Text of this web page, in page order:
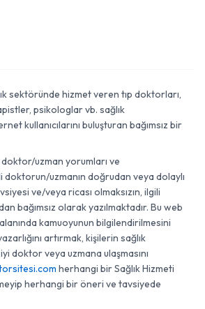
sektöründe hizmet veren tıp doktorları,
psikologlar vb. sağlık
kullanıcılarını buluşturan bağımsız bir
uzman yorumları ve
uzmanın doğrudan veya dolaylı
ve/veya ricası olmaksızın, ilgili
bağımsız olarak yazılmaktadır. Bu web
kamuoyunun bilgilendirilmesini
artırmak, kişilerin sağlık
doktor veya uzmana ulaşmasını
herhangi bir Sağlık Hizmeti
herhangi bir öneri ve tavsiyede